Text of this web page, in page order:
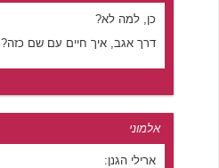
כן, למה לא?
דרך אגב, איך חיים עם שם כזה?
אלמוני
ארילי הגנן: